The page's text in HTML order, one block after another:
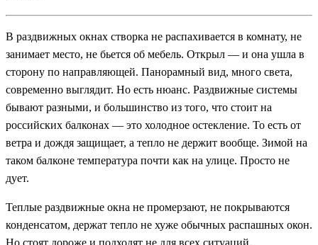
В раздвижных окнах створка не распахивается в комнату, не
занимает место, не бьется об мебель. Открыл — и она ушла в
сторону по направляющей. Панорамный вид, много света,
современно выглядит. Но есть нюанс. Раздвижные системы
бывают разными, и большинство из того, что стоит на
российских балконах — это холодное остекление. То есть от
ветра и дождя защищает, а тепло не держит вообще. Зимой на
таком балконе температура почти как на улице. Просто не
дует.
Теплые раздвижные окна не промерзают, не покрываются
конденсатом, держат тепло не хуже обычных распашных окон.
Но стоят дороже и подходят не для всех ситуаций.